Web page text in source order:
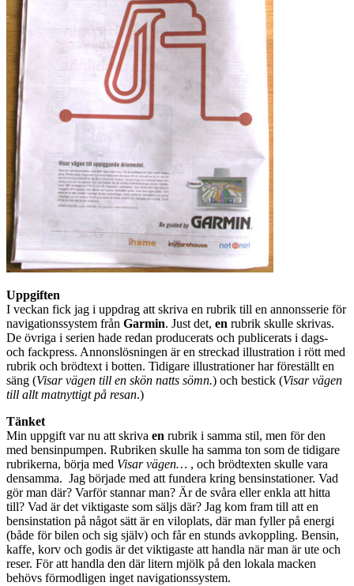
Uppgiften
I veckan fick jag i uppdrag att skriva en rubrik till en annonsserie för
navigationssystem från Garmin. Just det, en rubrik skulle skrivas.
De övriga i serien hade redan producerats och publicerats i dags-
och fackpress. Annonslösningen är en streckad illustration i rött med
rubrik och brödtext i botten. Tidigare illustrationer har föreställt en
säng (Visar vägen till en skön natts sömn.) och bestick (Visar vägen
till allt matnyttigt på resan.)
Tänket
Min uppgift var nu att skriva en rubrik i samma stil, men för den
med bensinpumpen. Rubriken skulle ha samma ton som de tidigare
rubrikerna, börja med Visar vägen… , och brödtexten skulle vara
densamma. Jag började med att fundera kring bensinstationer. Vad
gör man där? Varför stannar man? Är de svåra eller enkla att hitta
till? Vad är det viktigaste som säljs där? Jag kom fram till att en
bensinstation på något sätt är en viloplats, där man fyller på energi
(både för bilen och sig själv) och får en stunds avkoppling. Bensin,
kaffe, korv och godis är det viktigaste att handla när man är ute och
reser. För att handla den där litern mjölk på den lokala macken
behövs förmodligen inget navigationssystem.